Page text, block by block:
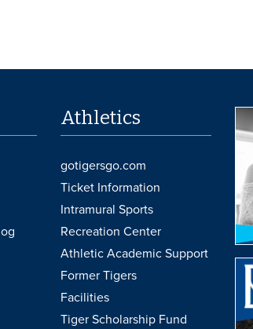
Athletics
gotigersgo.com
Ticket Information
Intramural Sports
Recreation Center
Athletic Academic Support
Former Tigers
Facilities
Tiger Scholarship Fund